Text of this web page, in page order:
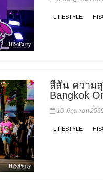
LIFESTYLE
สีสัน ความ
Bangkok
10 มิถุนายน
LIFESTYLE